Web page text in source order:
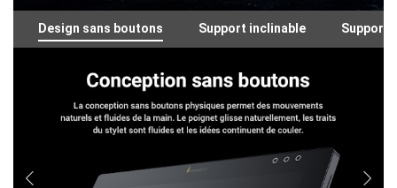
Design sans boutons Support inclinable Support